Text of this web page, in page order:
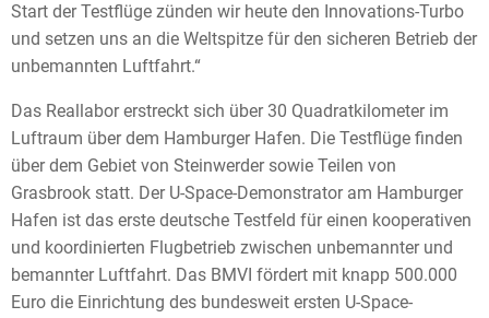
Start der Testflüge zünden wir heute den Innovations-Turbo
und setzen uns an die Weltspitze für den sicheren Betrieb der
unbemannten Luftfahrt.“
Das Reallabor erstreckt sich über 30 Quadratkilometer im
Luftraum über dem Hamburger Hafen. Die Testflüge finden
über dem Gebiet von Steinwerder sowie Teilen von
Grasbrook statt. Der U-Space-Demonstrator am Hamburger
Hafen ist das erste deutsche Testfeld für einen kooperativen
und koordinierten Flugbetrieb zwischen unbemannter und
bemannter Luftfahrt. Das BMVI fördert mit knapp 500.000
Euro die Einrichtung des bundesweit ersten U-Space-